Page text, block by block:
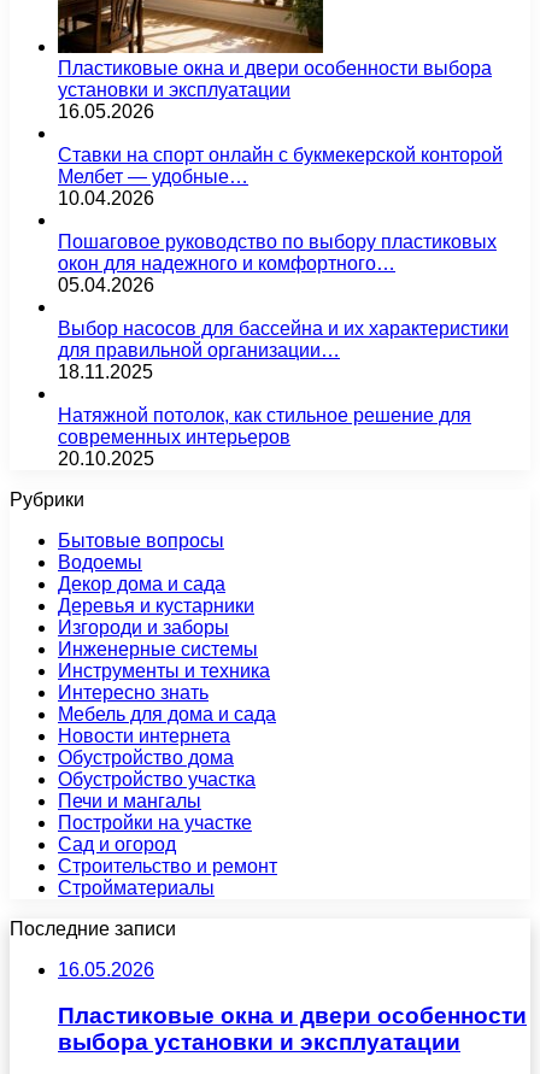
Пластиковые окна и двери особенности выбора
установки и эксплуатации
16.05.2026
Ставки на спорт онлайн с букмекерской конторой
Мелбет — удобные…
10.04.2026
Пошаговое руководство по выбору пластиковых
окон для надежного и комфортного…
05.04.2026
Выбор насосов для бассейна и их характеристики
для правильной организации…
18.11.2025
Натяжной потолок, как стильное решение для
современных интерьеров
20.10.2025
Рубрики
Бытовые вопросы
Водоемы
Декор дома и сада
Деревья и кустарники
Изгороди и заборы
Инженерные системы
Инструменты и техника
Интересно знать
Мебель для дома и сада
Новости интернета
Обустройство дома
Обустройство участка
Печи и мангалы
Постройки на участке
Сад и огород
Строительство и ремонт
Стройматериалы
Последние записи
16.05.2026
Пластиковые окна и двери особенности
выбора установки и эксплуатации